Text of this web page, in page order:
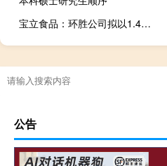
宝立食品：环胜公司拟以1.43亿元增资浙江宝立
公告